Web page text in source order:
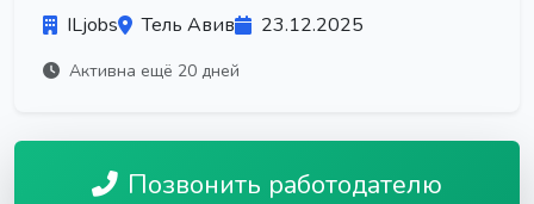
ILjobs Тель Авив 23.12.2025
Активна ещё 20 дней
Позвонить работодателю